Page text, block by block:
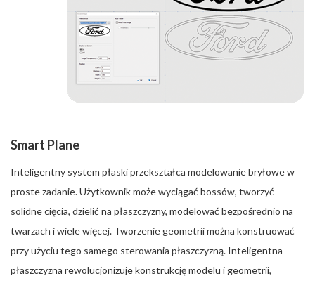
Smart Plane
Inteligentny system płaski przekształca modelowanie bryłowe w
proste zadanie. Użytkownik może wyciągać bossów, tworzyć
solidne cięcia, dzielić na płaszczyzny, modelować bezpośrednio na
twarzach i wiele więcej. Tworzenie geometrii można konstruować
przy użyciu tego samego sterowania płaszczyzną. Inteligentna
płaszczyzna rewolucjonizuje konstrukcję modelu i geometrii,